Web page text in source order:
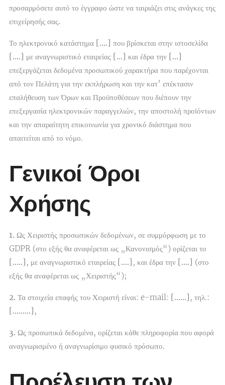
προσαρμόσετε αυτό το έγγραφο ώστε να ταιριάζει στις ανάγκες της
επιχείρησής σας.
Το ηλεκτρονικό κατάστημα [….] που βρίσκεται στην ιστοσελίδα
[….] με αναγνωριστικό εταιρείας […] και έδρα την […]
επεξεργάζεται δεδομένα προσωπικού χαρακτήρα που παρέχονται
από τον Πελάτη για την εκπλήρωση και την κατ’ επέκτασιν
επαλήθευση των Όρων και Προϋποθέσεων που διέπουν την
επεξεργασία ηλεκτρονικών παραγγελιών, την αποστολή προϊόντων
και την απαραίτητη επικοινωνία για χρονικό διάστημα που
απαιτείται από το νόμο.
Γενικοί Όροι
Χρήσης
1. Ως Χειριστής προσωπικών δεδομένων, σε συμμόρφωση με το
GDPR (στο εξής θα αναφέρεται ως „Κανονισμός“) ορίζεται το
[…..] , με αναγνωριστικό εταιρείας [….] , και έδρα την [….] (στο
εξής θα αναφέρεται ως „Χειριστής“);
2. Τα στοιχεία επαφής του Χειριστή είναι: e-mail: [……] , τηλ.:
[………] ,
3. Ως προσωπικά δεδομένα, ορίζεται κάθε πληροφορία που αφορά
αναγνωρισμένο ή αναγνωρίσιμο φυσικό πρόσωπο.